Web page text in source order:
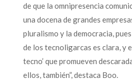
de que la omnipresencia
una docena de grandes
pluralismo y la democracia,
de los tecnoligarcas es clara, y
tecno’ que promueven
ellos, también”, destaca Boo.